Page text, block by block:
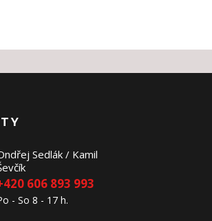
Sedlák / Kamil
606 893 993
- So 8 - 17 h.